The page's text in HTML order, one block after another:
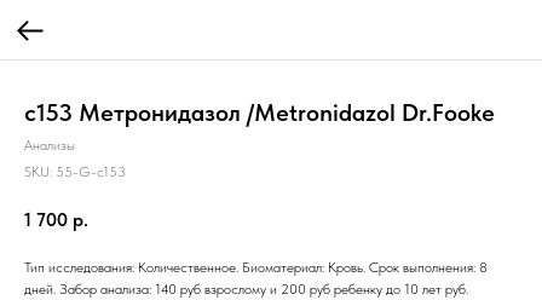
c153 Метронидазол /Metronidazol Dr.Fooke
Анализы
SKU: 55-G-c153
1 700 р.
Тип исследования: Количественное. Биоматериал: Кровь. Срок выполнения: 8
дней. Забор анализа: 140 руб взрослому и 200 руб ребенку до 10 лет руб.